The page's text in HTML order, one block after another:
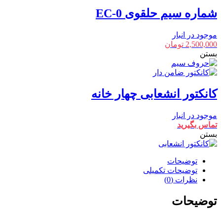
شماره سیم حلقوی EC-0
موجود در انبار
2,500,000 تومان
بستن
کانکتور انشعابی چهار خانه
موجود در انبار
تماس بگیرید
بستن
توضیحات
توضیحات تکمیلی
نظرات (0)
توضیحات